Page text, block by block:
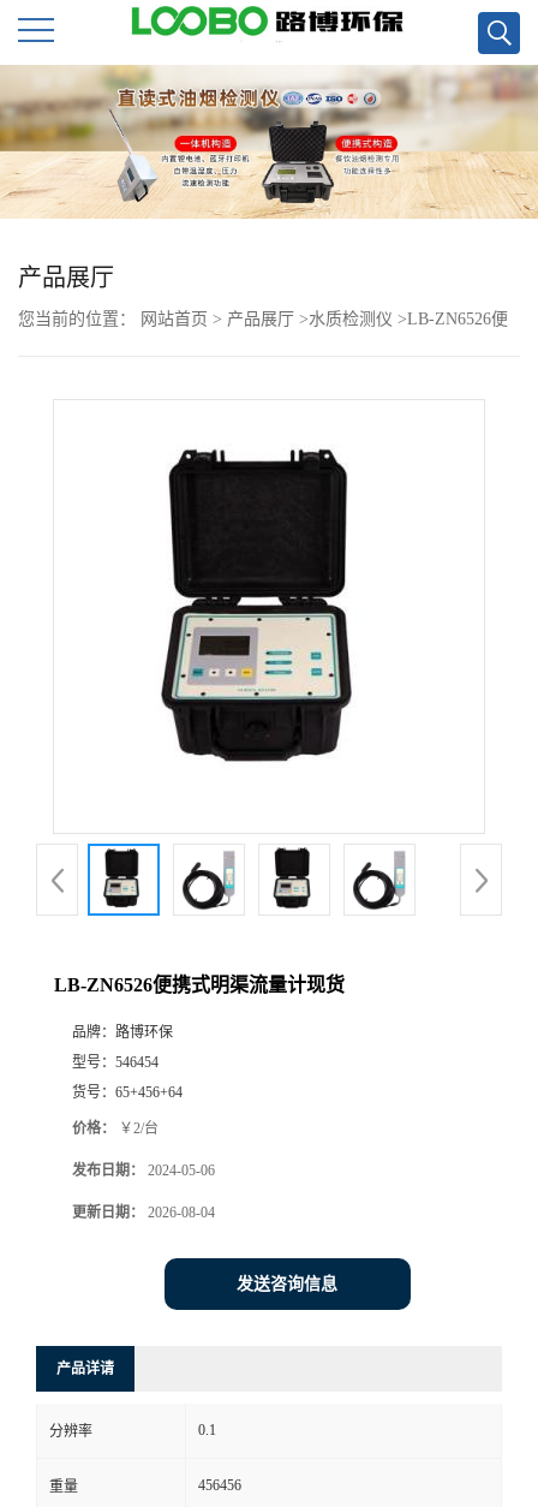
公
司
首
页
公
品
厅
方
式
产品展厅
您当前的位置： 网站首页 > 产品展厅 >水质检测仪 >LB-ZN6526便
LB-ZN6526便携式明渠流量计现货
品牌： 路博环保
型号： 546454
货号： 65+456+64
价格： ￥2/台
发布日期： 2024-05-06
更新日期： 2026-08-04
发送咨询信息
产品详请
分辨率 0.1
重量 456456